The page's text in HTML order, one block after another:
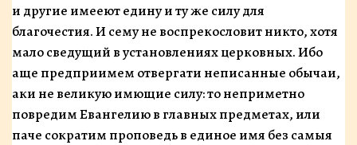
и другие имееют едину и ту же силу для
благочестия. И сему не воспрекословит ни­кто, хотя
мало сведущий в установлениях церковных. Ибо
аще предприимем отвергати неписанные обычаи,
аки не великую имющие силу: то неприметно
повре­дим Евангелию в главных предметах, или
паче сокра­тим проповедь в единое имя без самыя